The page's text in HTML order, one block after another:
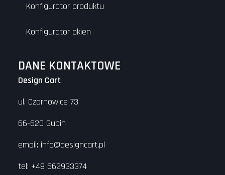
Konfigurator produktu
Konfigurator okien
DANE KONTAKTOWE
Design Cart
ul. Czarnowice 73
66-620 Gubin
email: info@designcart.pl
tel: +48 662933374